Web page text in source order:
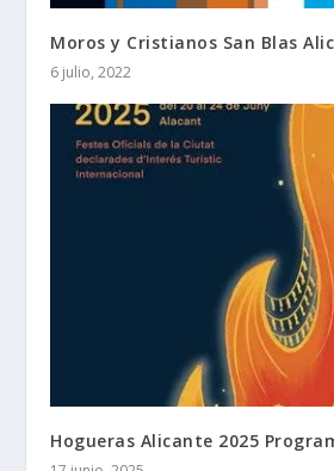
Moros y Cristianos San Blas
6 julio, 2022
Hogueras Alicante 2025